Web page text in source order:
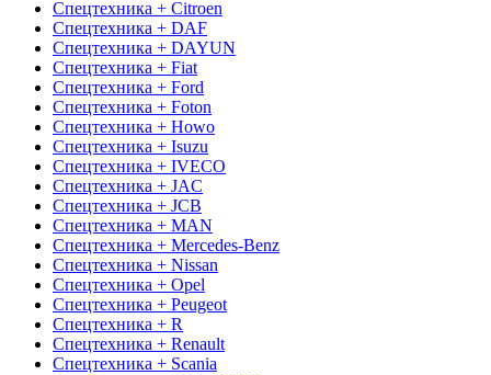
Спецтехника + Citroen
Спецтехника + DAF
Спецтехника + DAYUN
Спецтехника + Fiat
Спецтехника + Ford
Спецтехника + Foton
Спецтехника + Howo
Спецтехника + Isuzu
Спецтехника + IVECO
Спецтехника + JAC
Спецтехника + JCB
Спецтехника + MAN
Спецтехника + Mercedes-Benz
Спецтехника + Nissan
Спецтехника + Opel
Спецтехника + Peugeot
Спецтехника + R
Спецтехника + Renault
Спецтехника + Scania